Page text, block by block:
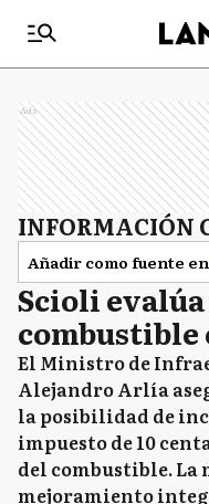
Ads
INFORMACIÓN
Añadir como fuente en
Scioli
combustible
El Ministro de
Alejandro Arlía
la posibilidad de
impuesto de 10
del combustible. La
mejoramiento